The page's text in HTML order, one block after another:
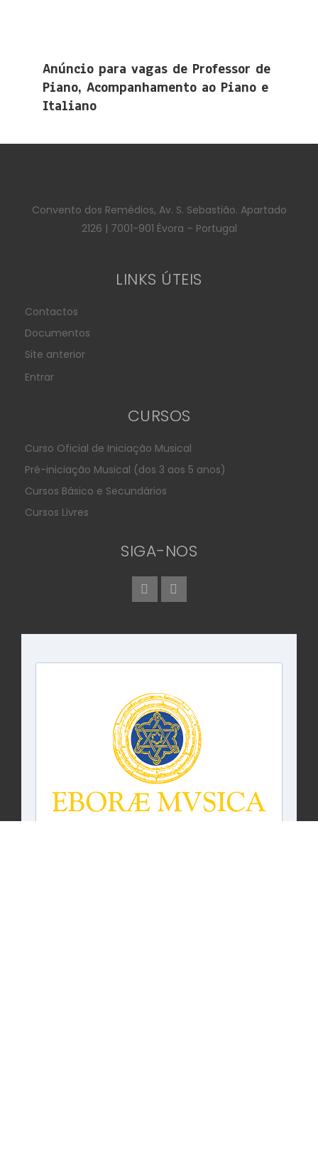
Anúncio para vagas de Professor de
Piano, Acompanhamento ao Piano e
Italiano
Convento dos Remédios, Av. S. Sebastião. Apartado
2126 | 7001-901 Évora – Portugal
LINKS ÚTEIS
Contactos
Documentos
Site anterior
Entrar
CURSOS
Curso Oficial de Iniciação Musical
Pré-iniciação Musical (dos 3 aos 5 anos)
Cursos Básico e Secundários
Cursos Livres
SIGA-NOS